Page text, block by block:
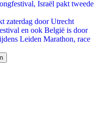
Israël pakt tweede
zaterdag door Utrecht
en ook België is door
Leiden Marathon, race